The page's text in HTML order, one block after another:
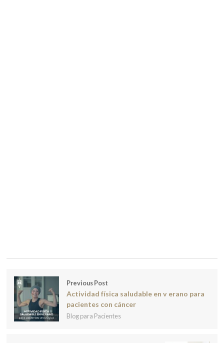
Previous Post
Actividad física saludable en v erano para
pacientes con cáncer
Blog para Pacientes